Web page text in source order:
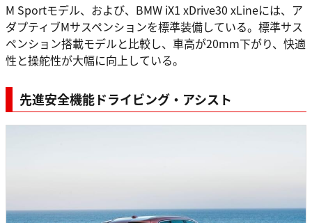
M Sportモデル、および、BMW iX1 xDrive30 xLineには、ア
ダプティブMサスペンションを標準装備している。標準サス
ペンション搭載モデルと比較し、車高が20mm下がり、快適
性と操舵性が大幅に向上している。
先進安全機能ドライビング・アシスト